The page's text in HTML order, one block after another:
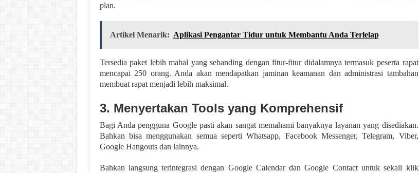
plan.
Artikel Menarik: Aplikasi Pengantar Tidur untuk Membantu Anda Terlelap
Tersedia paket lebih mahal yang sebanding dengan fitur-fitur didalamnya termasuk peserta rapat
mencapai 250 orang. Anda akan mendapatkan jaminan keamanan dan administrasi tambahan
membuat rapat menjadi lebih maksimal.
3. Menyertakan Tools yang Komprehensif
Bagi Anda pengguna Google pasti akan sangat memahami banyaknya layanan yang disediakan.
Bahkan bisa menggunakan semua seperti Whatsapp, Facebook Messenger, Telegram, Viber,
Google Hangouts dan lainnya.
Bahkan langsung terintegrasi dengan Google Calendar dan Google Contact untuk sekali klik